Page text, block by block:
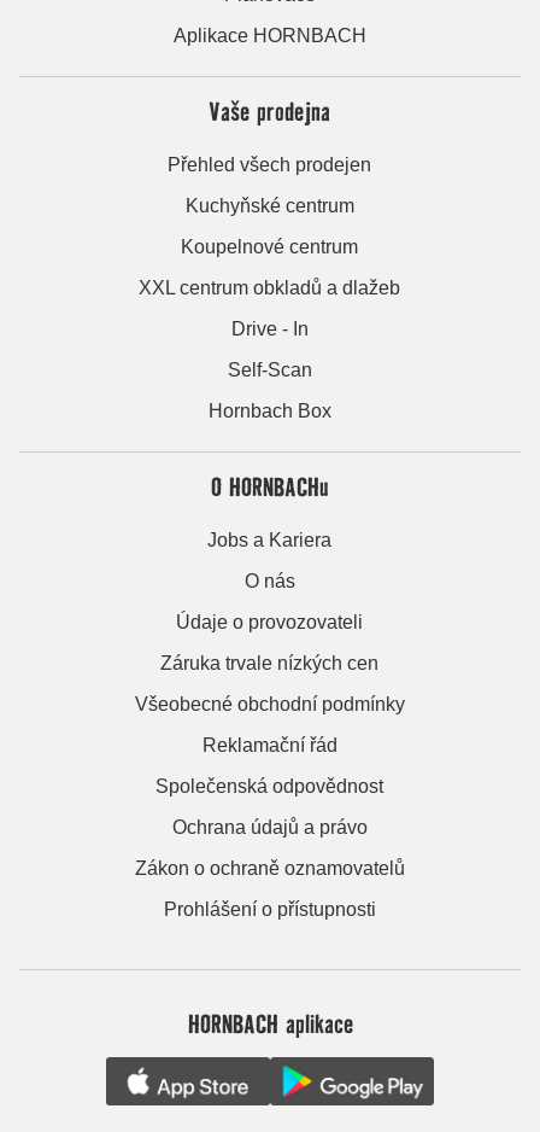
Aplikace HORNBACH
Vaše prodejna
Přehled všech prodejen
Kuchyňské centrum
Koupelnové centrum
XXL centrum obkladů a dlažeb
Drive - In
Self-Scan
Hornbach Box
O HORNBACHu
Jobs a Kariera
O nás
Údaje o provozovateli
Záruka trvale nízkých cen
Všeobecné obchodní podmínky
Reklamační řád
Společenská odpovědnost
Ochrana údajů a právo
Zákon o ochraně oznamovatelů
Prohlášení o přístupnosti
HORNBACH aplikace